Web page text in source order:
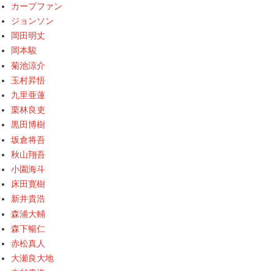
カープファン
ジョンソン
岡田明丈
岡本駿
菊池涼介
玉村昇悟
九里亜蓮
栗林良吏
黒田博樹
坂倉将吾
秋山翔吾
小園海斗
床田寛樹
新井貴浩
森浦大輔
森下暢仁
赤松真人
大瀬良大地